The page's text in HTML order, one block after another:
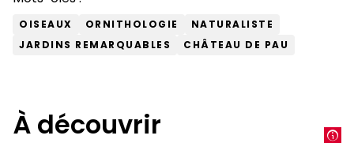
OISEAUX ORNITHOLOGIE
NATURALISTE
JARDINS REMARQUABLES
CHÂTEAU DE PAU
À découvrir